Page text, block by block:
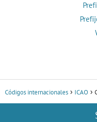
Códigos internacionales ICAO